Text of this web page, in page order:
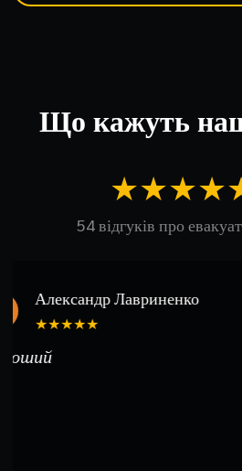
Що кажуть
54 відгуків про
Александр Лавриненко
★★★★★